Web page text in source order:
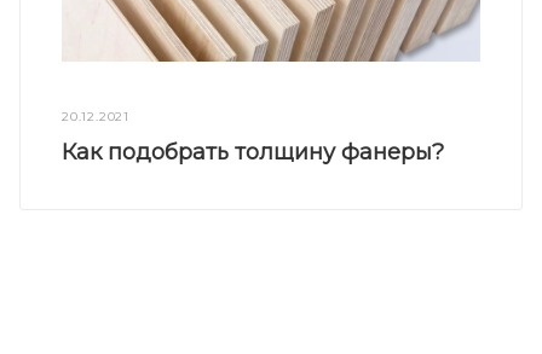
20.12.2021
Как подобрать толщину фанеры?